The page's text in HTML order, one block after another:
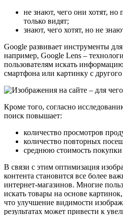
не знают, чего они хотят,
только видят;
знают, чего хотят, но не
Google развивает инструменты
например, Google Lens –
пользователям искать
смартфона или картинку с другого
Кроме того, согласно
поиск повышает:
количество просмотров
количество повторных
среднюю стоимость покупки
В связи с этим оптимизация
контента становится все более
интернет-магазинов. Многие
искать товары на основе
что улучшение видимости
результатах может привести к